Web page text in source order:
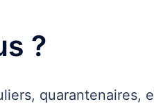
?
quarantenaires,